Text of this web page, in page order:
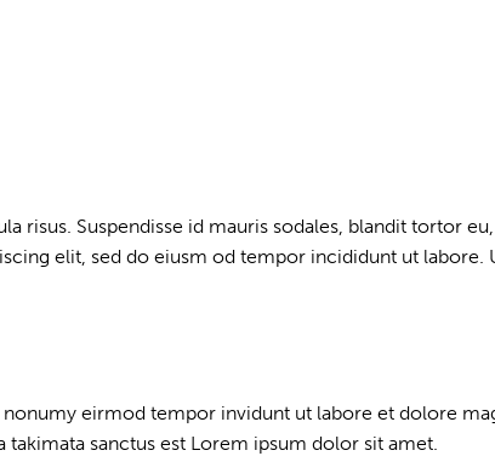
risus. Suspendisse id mauris sodales, blandit tortor
elit, sed do eiusm od tempor incididunt ut
eirmod tempor invidunt ut labore et dolore
sanctus est Lorem ipsum dolor sit amet.